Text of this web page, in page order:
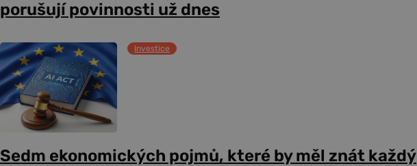
porušují povinnosti už dnes
Investice
Sedm ekonomických pojmů, které by měl znát každý